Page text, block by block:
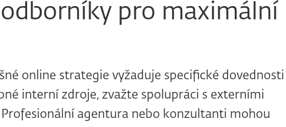
pro maximální
online strategie vyžaduje specifické dovednosti
interní zdroje, zvažte spolupráci s externími
agentura nebo konzultanti mohou